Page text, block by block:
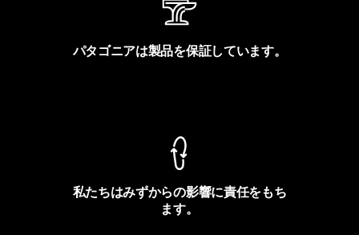
パタゴニアは製品を保証しています。
私たちはみずからの影響に責任をもち
ます。